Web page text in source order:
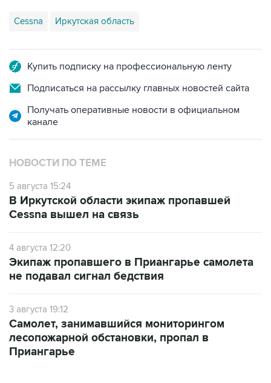
Cessna Иркутская область
Купить подписку на профессиональную ленту
Подписаться на рассылку главных новостей сайта
Получать оперативные новости в официальном
канале
НОВОСТИ ПО ТЕМЕ
5 августа 15:24
В Иркутской области экипаж пропавшей
Cessna вышел на связь
4 августа 12:20
Экипаж пропавшего в Приангарье самолета
не подавал сигнал бедствия
3 августа 19:12
Самолет, занимавшийся мониторингом
лесопожарной обстановки, пропал в
Приангарье